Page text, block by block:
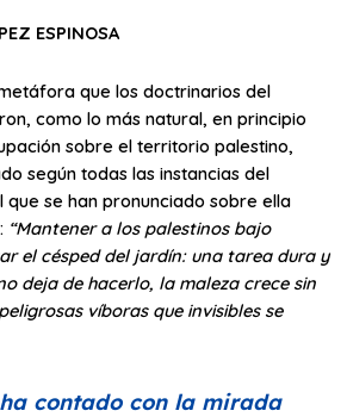
ESPINOSA
que los doctrinarios del
como lo más natural, en principio
sobre el territorio palestino,
según todas las instancias del
se han pronunciado sobre ella
“Mantener a los palestinos bajo
el césped del jardín: una tarea dura y
deja de hacerlo, la maleza crece sin
víboras que invisibles se
contado con la mirada